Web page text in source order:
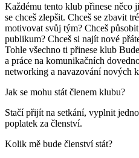
Každému tento klub přinese něco
se chceš zlepšit. Chceš se zbavit
motivovat svůj tým? Chceš
publikum? Chceš si najít nové
Tohle všechno ti přinese klub
a práce na komunikačních
networking a navazování nových
Jak se mohu stát členem klubu?
Stačí přijít na setkání, vyplnit
poplatek za členství.
Kolik mě bude členství stát?